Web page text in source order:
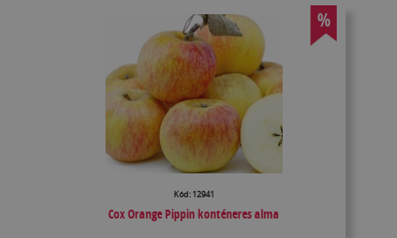
%
Kód: 12941
Cox Orange Pippin konténeres alma